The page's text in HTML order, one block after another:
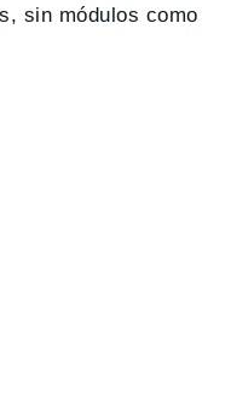
sin módulos como